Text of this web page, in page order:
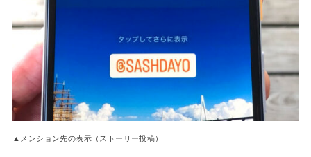
▲メンション先の表示（ストーリー投稿）